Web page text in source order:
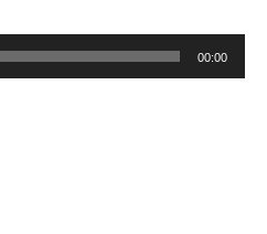
00:00